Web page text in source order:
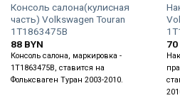
Консоль салона(кулисная
часть) Volkswagen Touran
1T1863475B
88 BYN
Консоль салона, маркировка -
1T1863475B, ставится на
Фольксваген Туран 2003-2010.
70